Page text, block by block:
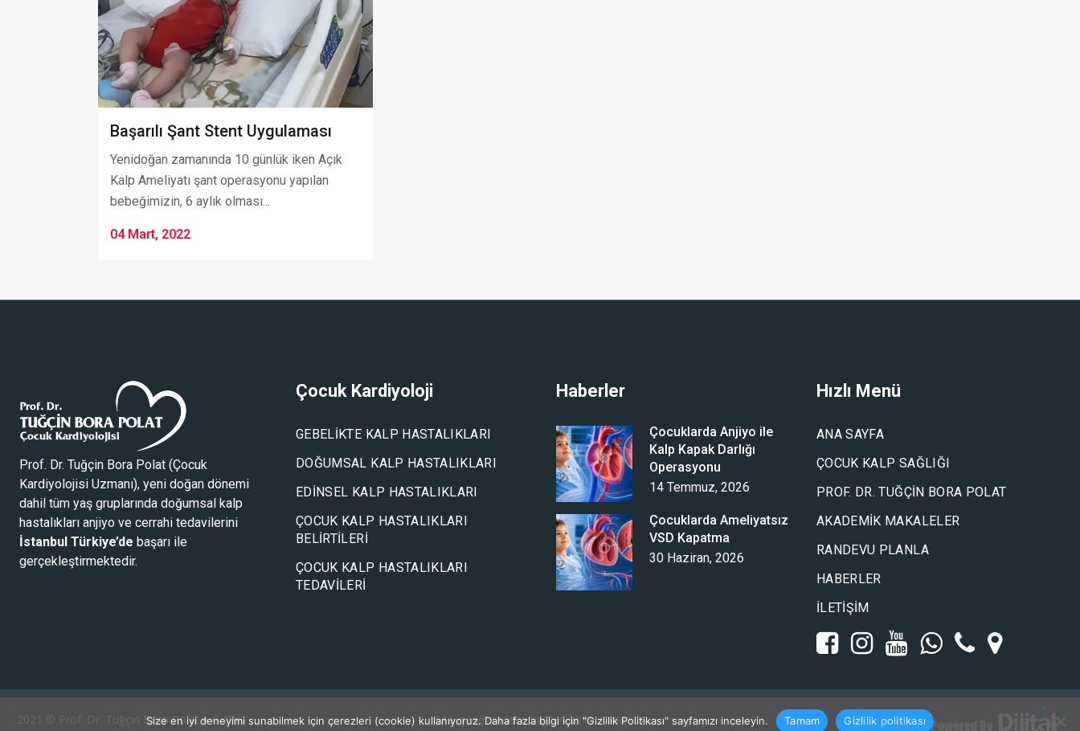
Başarılı Şant Stent Uygulaması
Yenidoğan zamanında 10 günlük iken Açık
Kalp Ameliyatı şant operasyonu yapılan
bebeğimizin, 6 aylık olması...
04 Mart, 2022
Prof. Dr. Tuğçin Bora Polat (Çocuk
Kardiyolojisi Uzmanı), yeni doğan dönemi
dahil tüm yaş gruplarında doğumsal kalp
hastalıkları anjiyo ve cerrahi tedavilerini
İstanbul Türkiye’de başarı ile
gerçekleştirmektedir.
Çocuk Kardiyoloji
GEBELIKTE KALP HASTALIKLARI
DOĞUMSAL KALP HASTALIKLARI
EDINSEL KALP HASTALIKLARI
ÇOCUK KALP HASTALIKLARI
BELIRTILERI
ÇOCUK KALP HASTALIKLARI
TEDAVILERI
Haberler
Çocuklarda Anjiyo ile
Kalp Kapak Darlığı
Operasyonu
14 Temmuz, 2026
Çocuklarda Ameliyatsız
VSD Kapatma
30 Haziran, 2026
Hızlı Menü
ANA SAYFA
ÇOCUK KALP SAĞLIĞI
PROF. DR. TUĞÇIN BORA POLAT
AKADEMIK MAKALELER
RANDEVU PLANLA
HABERLER
İLETIŞIM
2021 © Prof. Dr. Tuğçin Bora Polat●Gizlilik Site içeriği sadece bilgilendirme amaçlıdır.
Size en iyi deneyimi sunabilmek için çerezleri (cookie) kullanıyoruz. Daha fazla bilgi için "Gizlilik Politikası" sayfamızı inceleyin. Tamam Gizlilik politikası